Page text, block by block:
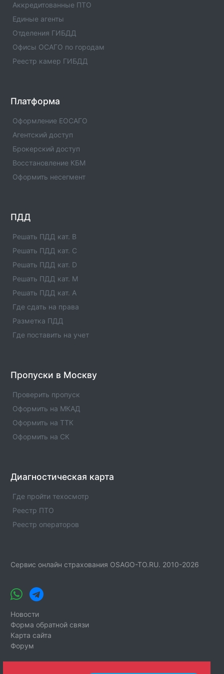
Единые агенты в городе Нижнекамк. Адреса,
телефоны, услуги , отзывы
Единые агенты в городе с.Муслюмово
Список единых агентов в населенном пункте -
Единые агенты в городе с.Муслюмово. Адреса,
Единые агенты в городе Мензелинск
Список единых агентов в населенном пункте -
Единые агенты в городе Мензелинск. Адреса,
телефоны, услуги , отзывы
Единые агенты в городе Менделеевск
Список единых агентов в населенном пункте -
телефоны, услуги , отзывы
Список единых агентов в населенном пункте -
Единые агенты в городе Мамадыш. Адреса,
телефоны, услуги , отзывы
Список единых агентов в населенном пункте -
Единые агенты в городе Лениногорск. Адреса,
Единые агенты в городе Лаишево
Список единых агентов в населенном пункте -
Единые агенты в городе Лаишево. Адреса, телефоны,
услуги , отзывы
Список единых агентов в населенном пункте -
услуги , отзывы
Аккредитованные ПТО
Единые агенты
Отделения ГИБДД
Офисы ОСАГО по городам
Реестр камер ГИБДД
Платформа
Оформление ЕОСАГО
Агентский доступ
Брокерский доступ
Восстановление КБМ
Оформить несегмент
ПДД
Решать ПДД кат. B
Решать ПДД кат. C
Решать ПДД кат. D
Решать ПДД кат. M
Решать ПДД кат. A
Где сдать на права
Разметка ПДД
Где поставить на учет
Пропуски в Москву
Проверить пропуск
Оформить на МКАД
Оформить на ТТК
Оформить на СК
Диагностическая карта
Где пройти техосмотр
Реестр ПТО
Реестр операторов
Сервис онлайн страхования OSAGO-TO.RU. 2010-2026
Новости
Форма обратной связи
Карта сайта
Форум